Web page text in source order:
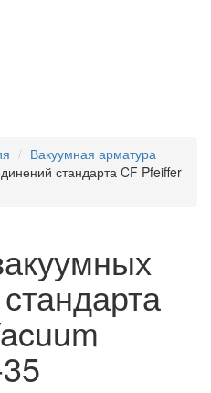
Вакуумная арматура
стандарта CF Pfeiffer